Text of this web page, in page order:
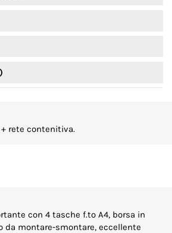
rete contenitiva.
con 4 tasche f.to A4, borsa in
da montare-smontare, eccellente